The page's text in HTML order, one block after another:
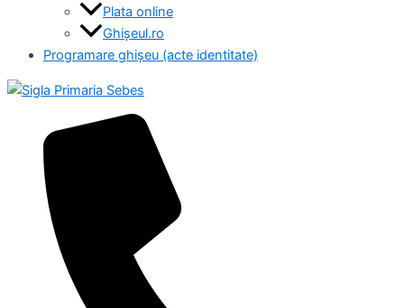
Plata online
Ghișeul.ro
Programare ghișeu (acte identitate)